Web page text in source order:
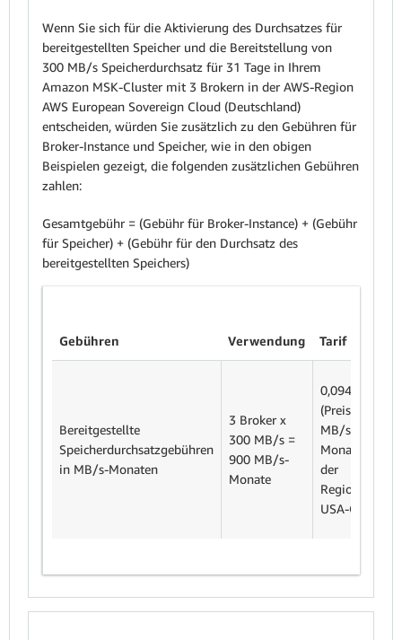
Wenn Sie sich für die Aktivierung des Durchsatzes für
bereitgestellten Speicher und die Bereitstellung von
300 MB/s Speicherdurchsatz für 31 Tage in Ihrem
Amazon MSK-Cluster mit 3 Brokern in der AWS-Region
AWS European Sovereign Cloud (Deutschland)
entscheiden, würden Sie zusätzlich zu den Gebühren für
Broker-Instance und Speicher, wie in den obigen
Beispielen gezeigt, die folgenden zusätzlichen Gebühren
zahlen:
Gesamtgebühr = (Gebühr für Broker-Instance) + (Gebühr
für Speicher) + (Gebühr für den Durchsatz des
bereitgestellten Speichers)
Gebühren Verwendung Tarif
Bereitgestellte
Speicherdurchsatzgebühren
in MB/s-Monaten
3 Broker x
300 MB/s =
900 MB/s-
Monate
0,094 USD
(Preis pro
MB/s-
Monat in
der
Region
USA-Ost)